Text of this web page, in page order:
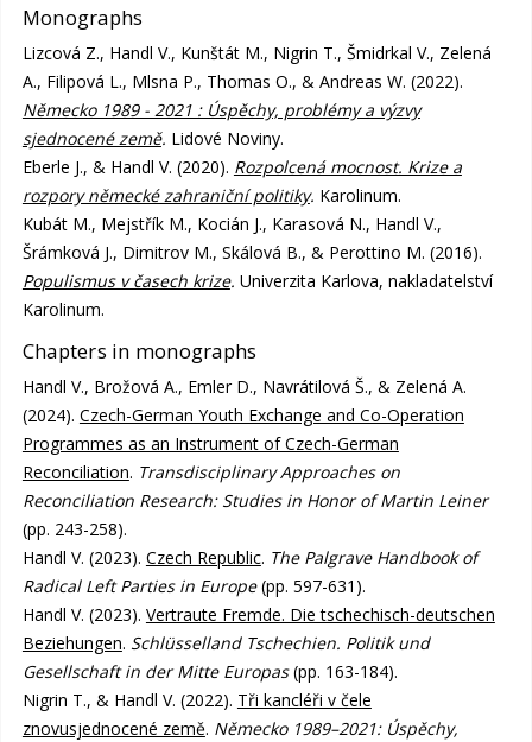
Monographs
Lizcová Z., Handl V., Kunštát M., Nigrin T., Šmidrkal V., Zelená
A., Filipová L., Mlsna P., Thomas O., & Andreas W. (2022).
Německo 1989 - 2021 : Úspěchy, problémy a výzvy
sjednocené země. Lidové Noviny.
Eberle J., & Handl V. (2020). Rozpolcená mocnost. Krize a
rozpory německé zahraniční politiky. Karolinum.
Kubát M., Mejstřík M., Kocián J., Karasová N., Handl V.,
Šrámková J., Dimitrov M., Skálová B., & Perottino M. (2016).
Populismus v časech krize. Univerzita Karlova, nakladatelství
Karolinum.
Chapters in monographs
Handl V., Brožová A., Emler D., Navrátilová Š., & Zelená A.
(2024). Czech-German Youth Exchange and Co-Operation
Programmes as an Instrument of Czech-German
Reconciliation. Transdisciplinary Approaches on
Reconciliation Research: Studies in Honor of Martin Leiner
(pp. 243-258).
Handl V. (2023). Czech Republic. The Palgrave Handbook of
Radical Left Parties in Europe(pp. 597-631).
Handl V. (2023). Vertraute Fremde. Die tschechisch-deutschen
Beziehungen. Schlüsselland Tschechien. Politik und
Gesellschaft in der Mitte Europas(pp. 163-184).
Nigrin T., & Handl V. (2022). Tři kancléři v čele
znovusjednocené země. Německo 1989–2021: Úspěchy,